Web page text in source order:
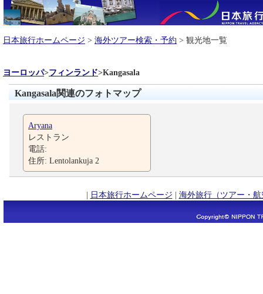
日本旅行ホームページ > 海外ツアー検索・予約 > 観光地一覧
ヨーロッパ>フィンランド>Kangasala
Kangasala関連のフォトマップ
Aryana
レストラン
電話:
住所: Lentolankuja 2
| 日本旅行ホームページ | 海外旅行（ツアー・航